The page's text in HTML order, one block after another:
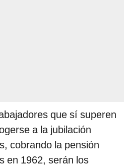
que sí superen
a la jubilación
cobrando la pensión
en 1962, serán los